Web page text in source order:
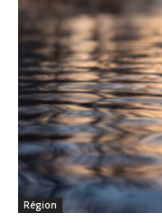
Région